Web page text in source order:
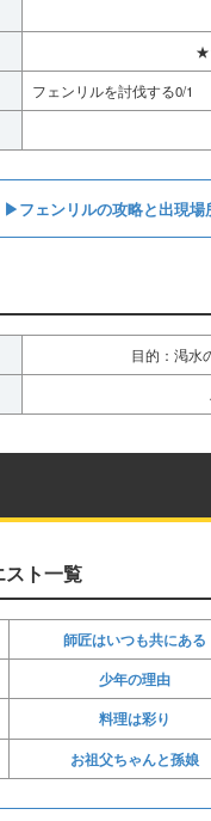
フェンリルを討伐する0/1
▶︎フェンリルの攻略と出現場
目的：渇水
スト一覧
師匠はいつも共にある
少年の理由
料理は彩り
お祖父ちゃんと孫娘